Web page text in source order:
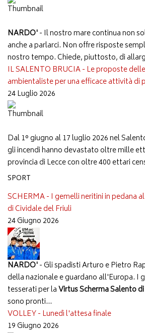
NARDO'- Il nostro mare continua non
anche a parlarci. Non offre risposte
nostro tempo. Chiede, piuttosto, di
IL SALENTO BRUCIA - Le proposte
ambientaliste per una efficace attività di
24 Luglio 2026
Dal 1° giugno al 17 luglio 2026 nel
gli incendi hanno devastato oltre mille
provincia di Lecce con oltre 400 ettari
SPORT
SCHERMA - I gemelli neritini in pedana
di Cividale del Friuli
24 Giugno 2026
NARDO'- Gli spadisti Arturo e Pietro
della nazionale e guardano all'Europa. I
tesserati per laVirtus Scherma Salento
sono pronti...
VOLLEY - Lunedì l'attesa finale
19 Giugno 2026